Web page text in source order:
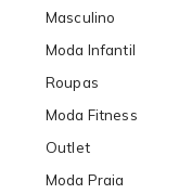
Masculino
Moda Infantil
Roupas
Moda Fitness
Outlet
Moda Praia